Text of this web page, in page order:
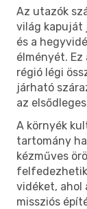
Az utazók
világ kapuját
és a
élményét.
régió légi
járható
az
A környék
tartomány
kézműves
vidéket, ahol
missziós